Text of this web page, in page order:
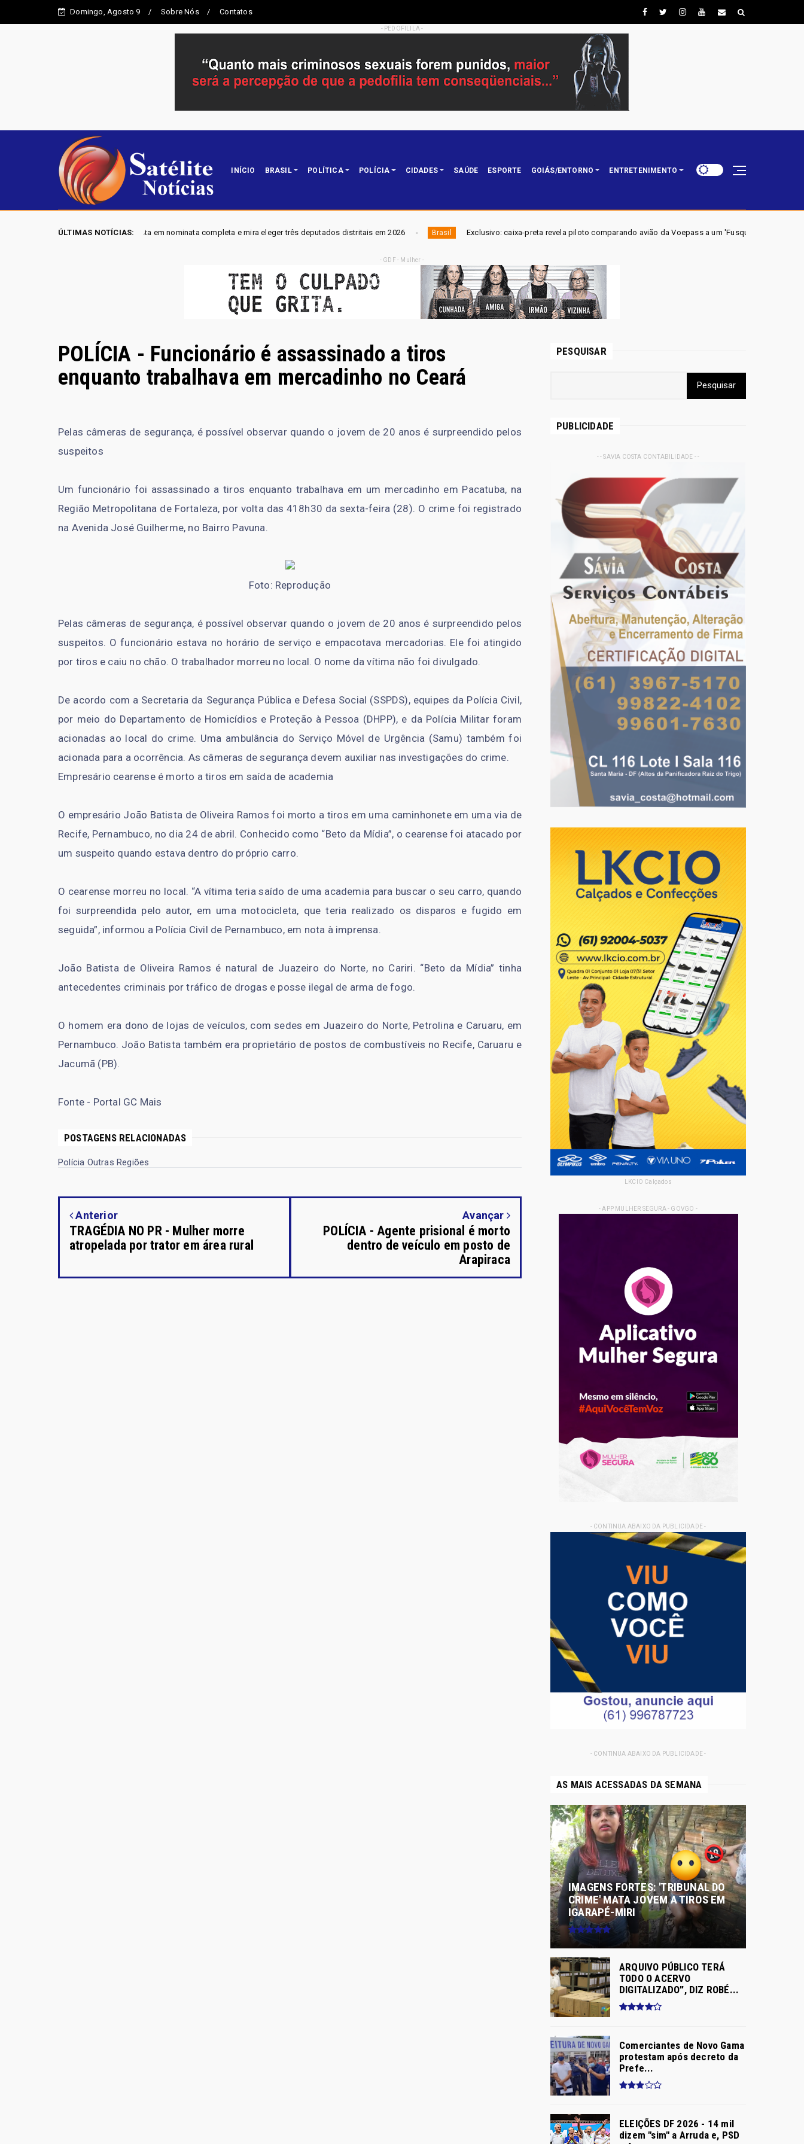
Domingo, Agosto 9 Sobre Nós Contatos
- PEDOFILILA -
INÍCIO BRASIL POLÍTICA POLÍCIA CIDADES SAÚDE ESPORTE GOIÁS/ENTORNO ENTRETENIMENTO
ÚLTIMAS NOTÍCIAS:
- Mobiliza aposta em nominata completa e mira eleger três deputados distritais em 2026 Brasil Exclusivo: caixa-preta revela piloto comparando avião da Voepass a um 'Fusquinha' e admitindo falha no sistema
- GDF - Mulher -
POLÍCIA - Funcionário é assassinado a tiros
enquanto trabalhava em mercadinho no Ceará
Pelas câmeras de segurança, é possível observar quando o jovem de 20 anos é surpreendido pelos
suspeitos
Um funcionário foi assassinado a tiros enquanto trabalhava em um mercadinho em Pacatuba, na
Região Metropolitana de Fortaleza, por volta das 418h30 da sexta-feira (28). O crime foi registrado
na Avenida José Guilherme, no Bairro Pavuna.
Foto: Reprodução
Pelas câmeras de segurança, é possível observar quando o jovem de 20 anos é surpreendido pelos
suspeitos. O funcionário estava no horário de serviço e empacotava mercadorias. Ele foi atingido
por tiros e caiu no chão. O trabalhador morreu no local. O nome da vítima não foi divulgado.
De acordo com a Secretaria da Segurança Pública e Defesa Social (SSPDS), equipes da Polícia Civil,
por meio do Departamento de Homicídios e Proteção à Pessoa (DHPP), e da Polícia Militar foram
acionadas ao local do crime. Uma ambulância do Serviço Móvel de Urgência (Samu) também foi
acionada para a ocorrência. As câmeras de segurança devem auxiliar nas investigações do crime.
Empresário cearense é morto a tiros em saída de academia
O empresário João Batista de Oliveira Ramos foi morto a tiros em uma caminhonete em uma via de
Recife, Pernambuco, no dia 24 de abril. Conhecido como “Beto da Mídia”, o cearense foi atacado por
um suspeito quando estava dentro do próprio carro.
O cearense morreu no local. “A vítima teria saído de uma academia para buscar o seu carro, quando
foi surpreendida pelo autor, em uma motocicleta, que teria realizado os disparos e fugido em
seguida”, informou a Polícia Civil de Pernambuco, em nota à imprensa.
João Batista de Oliveira Ramos é natural de Juazeiro do Norte, no Cariri. “Beto da Mídia” tinha
antecedentes criminais por tráfico de drogas e posse ilegal de arma de fogo.
O homem era dono de lojas de veículos, com sedes em Juazeiro do Norte, Petrolina e Caruaru, em
Pernambuco. João Batista também era proprietário de postos de combustíveis no Recife, Caruaru e
Jacumã (PB).
Fonte - Portal GC Mais
POSTAGENS RELACIONADAS
Polícia Outras Regiões
Anterior
TRAGÉDIA NO PR - Mulher morre
atropelada por trator em área rural
Avançar
POLÍCIA - Agente prisional é morto
dentro de veículo em posto de
Arapiraca
PESQUISAR
PUBLICIDADE
- - SAVIA COSTA CONTABILIDADE - -
LKCIO Calçados
- APP MULHER SEGURA - GOVGO -
- CONTINUA ABAIXO DA PUBLICIDADE -
- CONTINUA ABAIXO DA PUBLICIDADE -
AS MAIS ACESSADAS DA SEMANA
IMAGENS FORTES: 'TRIBUNAL DO
CRIME' MATA JOVEM A TIROS EM
IGARAPÉ-MIRI
ARQUIVO PÚBLICO TERÁ
TODO O ACERVO
DIGITALIZADO”, DIZ ROBÉ...
Comerciantes de Novo Gama
protestam após decreto da
Prefe...
ELEIÇÕES DF 2026 - 14 mil
dizem "sim" a Arruda e, PSD